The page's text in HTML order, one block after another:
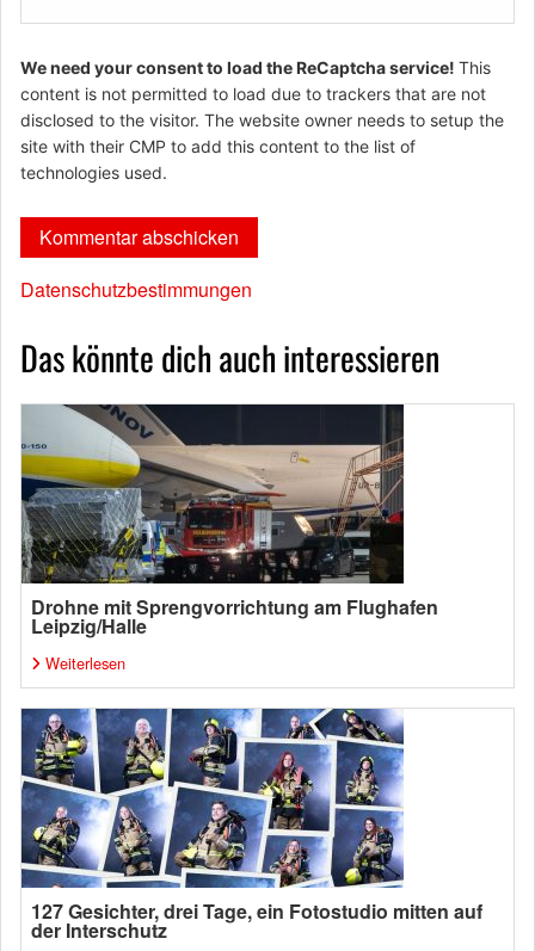
We need your consent to load the ReCaptcha service! This
content is not permitted to load due to trackers that are not
disclosed to the visitor. The website owner needs to setup the
site with their CMP to add this content to the list of
technologies used.
Datenschutzbestimmungen
Das könnte dich auch interessieren
Drohne mit Sprengvorrichtung am Flughafen
Leipzig/Halle
Weiterlesen
127 Gesichter, drei Tage, ein Fotostudio mitten auf
der Interschutz